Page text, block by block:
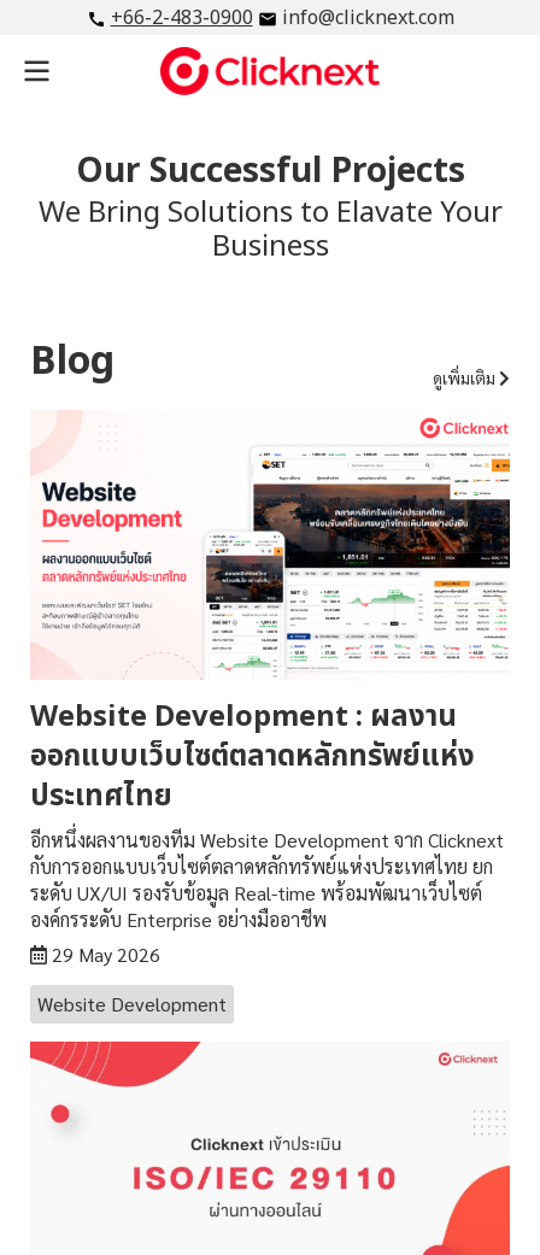
+66-2-483-0900 info@clicknext.com
Our Successful Projects
We Bring Solutions to Elavate Your
Business
Blog ดูเพิ่มเติม
Website Development : ผลงาน
ออกแบบเว็บไซต์ตลาดหลักทรัพย์แห่ง
ประเทศไทย
อีกหนึ่งผลงานของทีม Website Development จาก Clicknext
กับการออกแบบเว็บไซต์ตลาดหลักทรัพย์แห่งประเทศไทย ยก
ระดับ UX/UI รองรับข้อมูล Real-time พร้อมพัฒนาเว็บไซต์
องค์กรระดับ Enterprise อย่างมืออาชีพ
29 May 2026
Website Development